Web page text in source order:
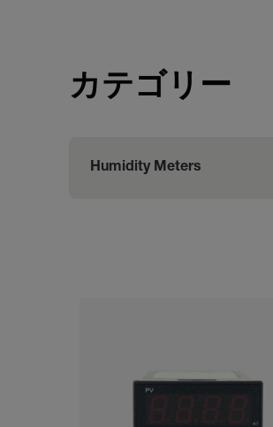
カテゴリー
Humidity Meters